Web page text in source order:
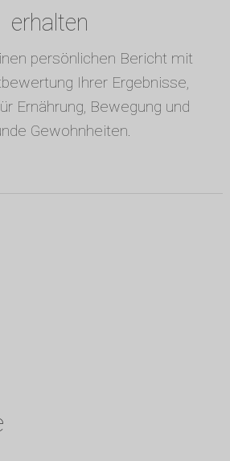
erhalten
persönlichen Bericht mit
Ihrer Ergebnisse,
Ernährung, Bewegung und
Gewohnheiten.